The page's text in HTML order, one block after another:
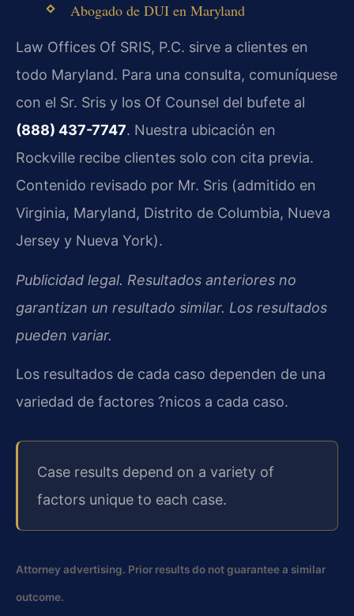
Abogado de DUI en Maryland
Law Offices Of SRIS, P.C. sirve a clientes en
todo Maryland. Para una consulta, comuníquese
con el Sr. Sris y los Of Counsel del bufete al
(888) 437-7747. Nuestra ubicación en
Rockville recibe clientes solo con cita previa.
Contenido revisado por Mr. Sris (admitido en
Virginia, Maryland, Distrito de Columbia, Nueva
Jersey y Nueva York).
Publicidad legal. Resultados anteriores no
garantizan un resultado similar. Los resultados
pueden variar.
Los resultados de cada caso dependen de una
variedad de factores ?nicos a cada caso.
Case results depend on a variety of
factors unique to each case.
Attorney advertising. Prior results do not guarantee a similar
outcome.